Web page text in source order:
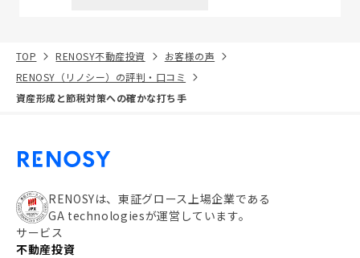
TOP RENOSY不動産投資
お客様の声
RENOSY（リノシー）の評判・口コミ
資産形成と節税対策への確かな打ち手
RENOSYは、東証グロース上場企業である
GA technologiesが運営しています。
サービス
不動産投資